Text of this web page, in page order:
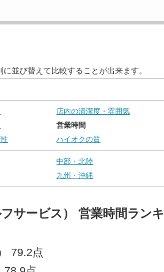
並び替えて比較することが出来ます。
店内の清潔度・雰囲気
営業時間
ハイオクの質
中部・北陸
九州・沖縄
サービス） 営業時間ランキ
79.2点